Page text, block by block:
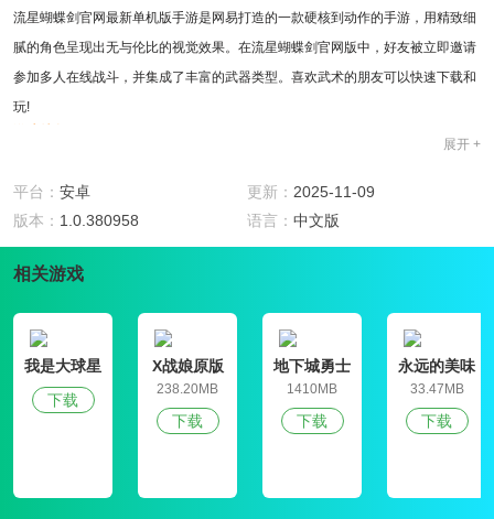
流星蝴蝶剑官网最新单机版手游是网易打造的一款硬核到动作的手游，用精致细
腻的角色呈现出无与伦比的视觉效果。在流星蝴蝶剑官网版中，好友被立即邀请
参加多人在线战斗，并集成了丰富的武器类型。喜欢武术的朋友可以快速下载和
玩!
2、流星蝴蝶剑官网最新单机版手游体验很棒，动作不拖泥带水，技巧的连贯性
也很好
3、游戏画面清晰，画风舒服，但不能长时间沉迷游戏
游戏亮点
现。
3、超高人物还原，还原上百个原型人物。
4、愉悦的触屏ARPG游戏操作引领手势操作革命。
展开 +
平台： 安卓 更新： 2025-11-09
版本： 1.0.380958 语言： 中文版
相关游戏
我是大球星
下载
X战娘原版
238.20MB
下载
地下城勇士
官网版
1410MB
下载
永远的美味
星球4破解版
33.47MB
下载